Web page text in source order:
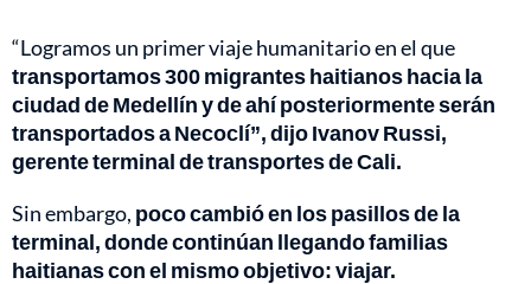
“Logramos un primer viaje humanitario en el que
transportamos 300 migrantes haitianos hacia la
ciudad de Medellín y de ahí posteriormente serán
transportados a Necoclí”, dijo Ivanov Russi,
gerente terminal de transportes de Cali.
Sin embargo, poco cambió en los pasillos de la
terminal, donde continúan llegando familias
haitianas con el mismo objetivo: viajar.